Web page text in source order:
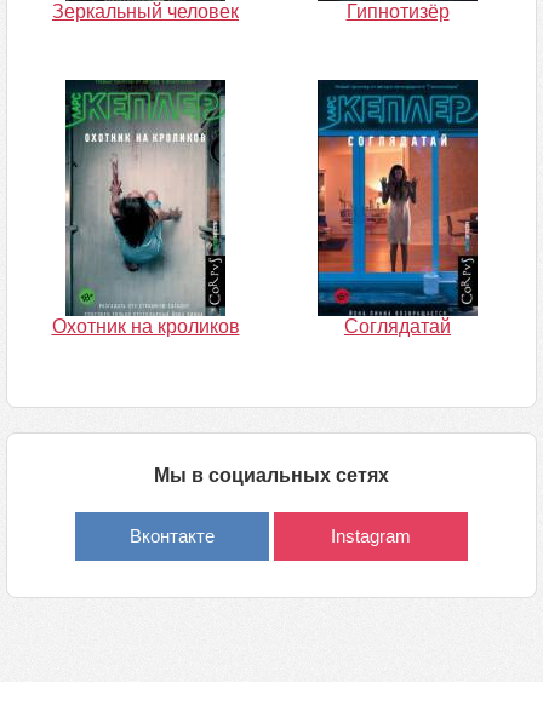
Зеркальный человек Гипнотизёр
Охотник на кроликов Соглядатай
Мы в социальных сетях
Вконтакте Instagram